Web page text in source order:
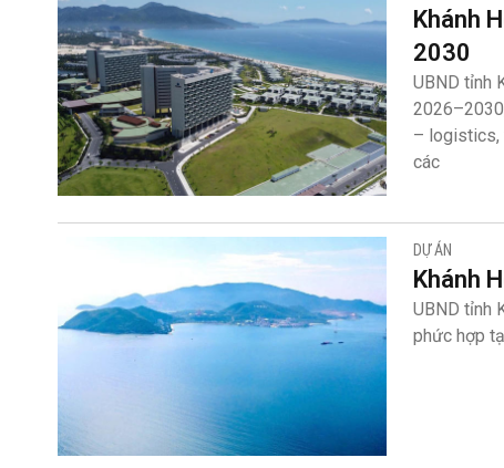
Khánh
2030
UBND tỉnh
– logistics,
các
DỰ ÁN
Khánh
UBND tỉnh
phức hợp